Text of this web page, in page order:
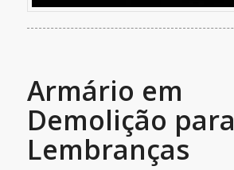
Armário em
Demolição para
Lembranças